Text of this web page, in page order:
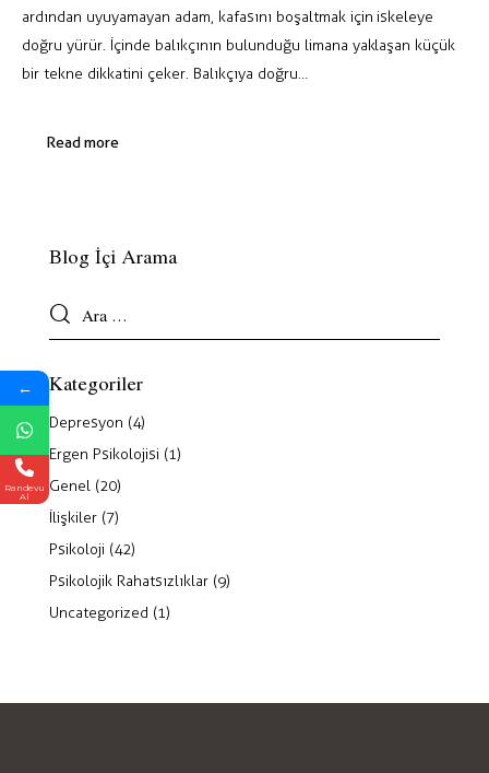
ardından uyuyamayan adam, kafasını boşaltmak için iskeleye
doğru yürür. İçinde balıkçının bulunduğu limana yaklaşan küçük
bir tekne dikkatini çeker. Balıkçıya doğru…
Read more
Blog İçi Arama
Kategoriler
Depresyon (4)
Ergen Psikolojisi (1)
Genel(20)
İlişkiler(7)
Psikoloji (42)
Psikolojik Rahatsızlıklar(9)
Uncategorized (1)
←
Randevu
Al